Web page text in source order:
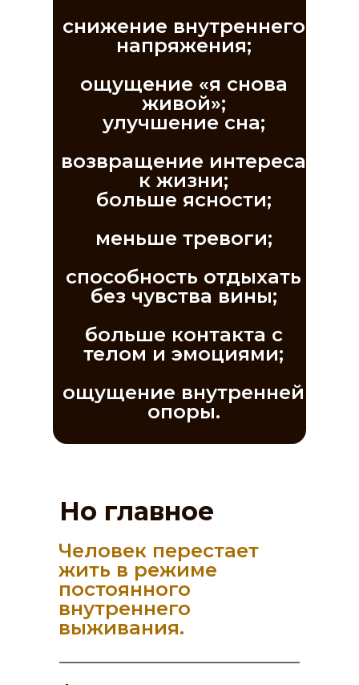
снижение внутреннего
напряжения;
ощущение «я снова
живой»;
улучшение сна;
возвращение интереса
к жизни;
больше ясности;
меньше тревоги;
способность отдыхать
без чувства вины;
больше контакта с
телом и эмоциями;
ощущение внутренней
опоры.
Но главное
Человек перестает
жить в режиме
постоянного
внутреннего
выживания.